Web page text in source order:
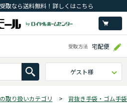
取なら送料無料！詳しくはこちら
受取方法 宅配便
ゲスト様
取り扱いカテゴリ > 背抜き手袋・ゴム手袋